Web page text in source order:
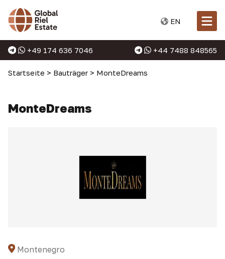
EN
+49 174 636 7046 +44 7488 848565
Startseite > Bauträger > MonteDreams
MonteDreams
Montenegro